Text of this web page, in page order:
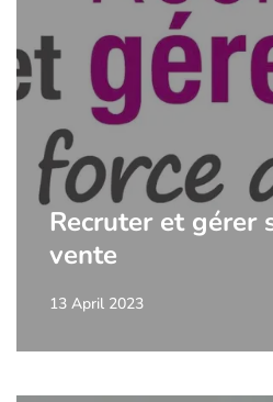
Recruter et gérer
vente
13 April 2023